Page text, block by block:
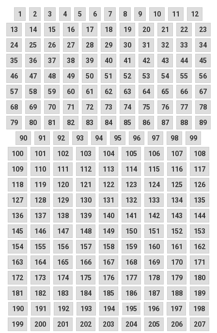
1 2 3 4 5 6 7 8 9 10 11
12
13
14 15 16 17 18 19 20 21 22
23
24
25 26 27 28 29 30 31 32 33
34
35
36 37 38 39 40 41 42 43 44
45
46
47 48 49 50 51 52 53 54 55
56
57
58 59 60 61 62 63 64 65 66
67
68
69 70 71 72 73 74 75 76 77
78
79
80 81 82 83 84 85 86 87 88
89
90
91 92 93 94 95 96 97 98
99
100
101 102 103 104 105 106 107
108
109
110 111 112 113 114 115 116
117
118
119 120 121 122 123 124 125
126
127
128 129 130 131 132 133 134
135
136
137 138 139 140 141 142 143
144
145
146 147 148 149 150 151 152
153
154
155 156 157 158 159 160 161
162
163
164 165 166 167 168 169 170
171
172
173 174 175 176 177 178 179
180
181
182 183 184 185 186 187 188
189
190
191 192 193 194 195 196 197
198
199
200 201 202 203 204 205 206 207